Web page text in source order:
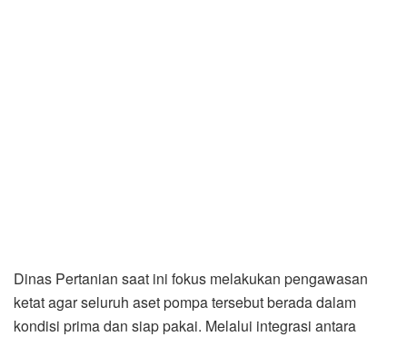
Dinas Pertanian saat ini fokus melakukan pengawasan
ketat agar seluruh aset pompa tersebut berada dalam
kondisi prima dan siap pakai. Melalui integrasi antara